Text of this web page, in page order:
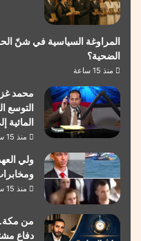
المراوغة السياسية في شنّ
الضحية؟
منذ 15 ساعة
محمد
التوسع
منذ 15 ساعة
ولي
منذ 15 ساعة
من مكة..
دفاع